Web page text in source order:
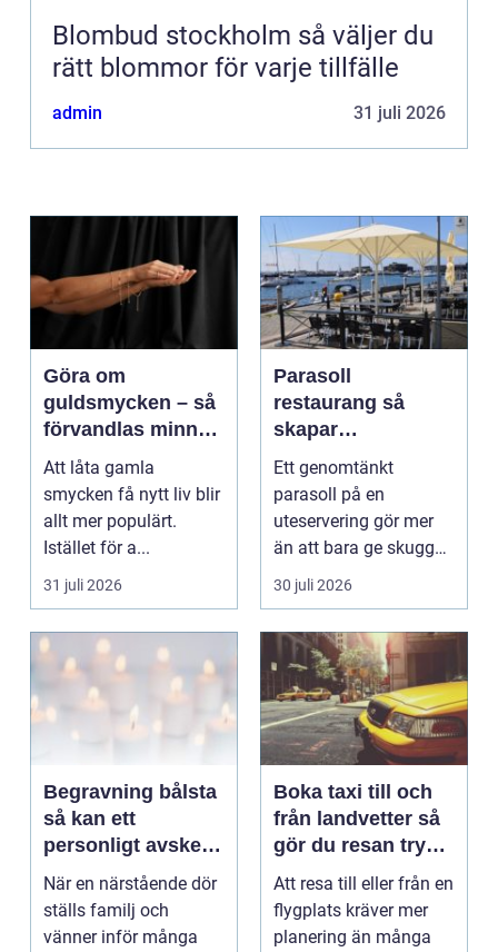
Blombud stockholm så väljer du
rätt blommor för varje tillfälle
admin 31 juli 2026
Göra om
guldsmycken – så
förvandlas minnen
till nya favoriter
Att låta gamla
smycken få nytt liv blir
allt mer populärt.
Istället för a...
31 juli 2026
Parasoll
restaurang så
skapar
uteserveringen rätt
känsla året runt
Ett genomtänkt
parasoll på en
uteservering gör mer
än att bara ge skugga.
Det påverkar hur länge
gäs...
30 juli 2026
Begravning bålsta
så kan ett
personligt avsked
formas
När en närstående dör
ställs familj och
vänner inför många
Boka taxi till och
från landvetter så
gör du resan trygg
och smidig
Att resa till eller från en
flygplats kräver mer
planering än många